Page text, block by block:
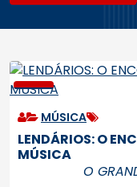
MÚSICA
LENDÁRIOS: O
MÚSICA
O